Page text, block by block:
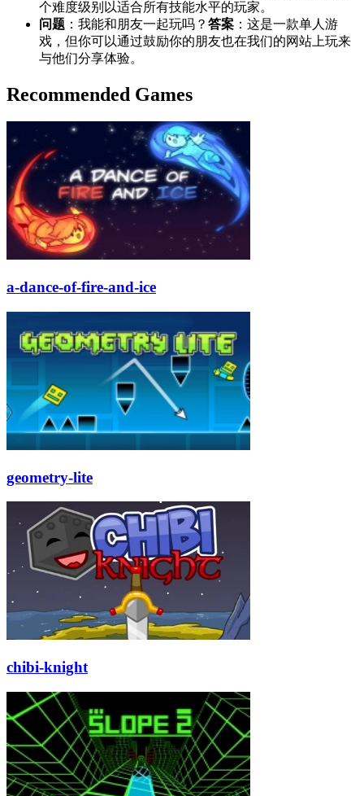
个难度级别以适合所有技能水平的玩家。
问题 ：我能和朋友一起玩吗？ 答案 ：这是一款单人游
戏，但你可以通过鼓励你的朋友也在我们的网站上玩来
与他们分享体验。
Recommended Games
a-dance-of-fire-and-ice
geometry-lite
chibi-knight